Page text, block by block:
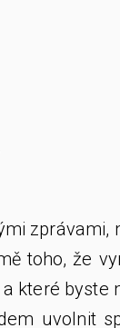
zprávami,
toho, že
které byste
uvolnit